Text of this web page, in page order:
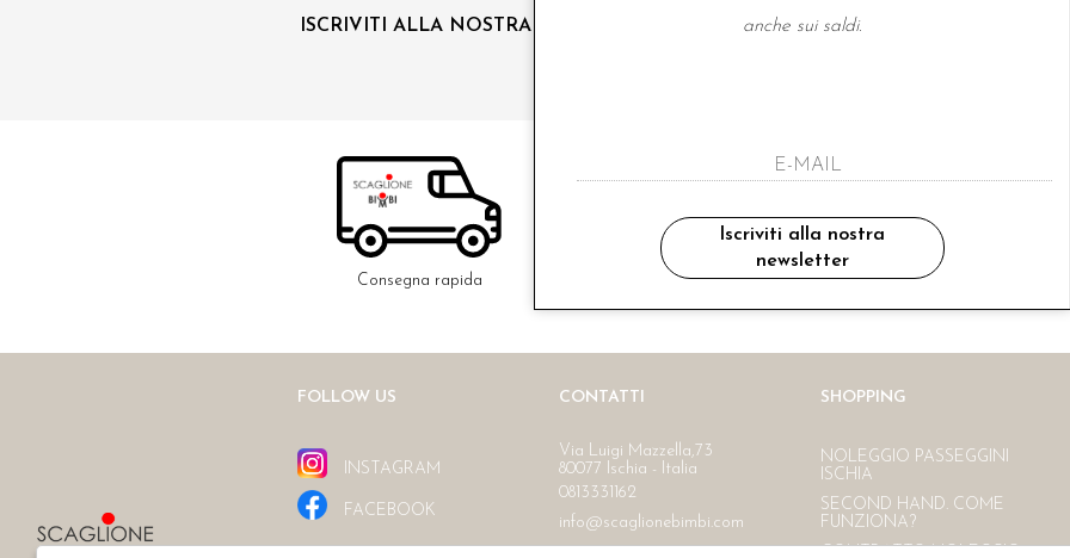
ISCRIVITI ALLA NOSTRA NEWSLETTER
ho letto ed accettato le condizioni sulla
Consegna rapida Ritiro in negozio
Consegna gratuita in Italia
FOLLOW US
INSTAGRAM
FACEBOOK
CONTATTI
Via Luigi Mazzella,73
80077 Ischia - Italia
0813331162
info@scaglionebimbi.com
SHOPPING
NOLEGGIO PASSEGGINI
ISCHIA
SECOND HAND. COME
FUNZIONA?
anche sui saldi.
Iscriviti alla nostra
newsletter